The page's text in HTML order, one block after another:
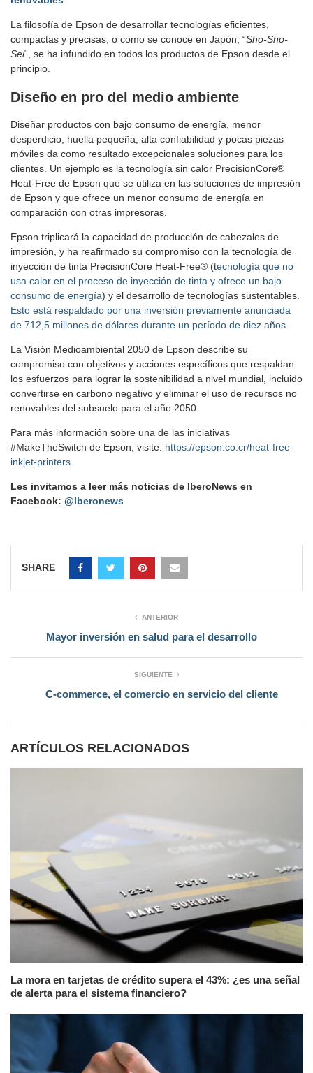
La filosofía de Epson de desarrollar tecnologías eficientes,
compactas y precisas, o como se conoce en Japón, “Sho-Sho-
Sei“, se ha infundido en todos los productos de Epson desde el
principio.
Diseño en pro del medio ambiente
Diseñar productos con bajo consumo de energía, menor
desperdicio, huella pequeña, alta confiabilidad y pocas piezas
móviles da como resultado excepcionales soluciones para los
clientes. Un ejemplo es la tecnología sin calor PrecisionCore®
Heat-Free de Epson que se utiliza en las soluciones de impresión
de Epson y que ofrece un menor consumo de energía en
comparación con otras impresoras.
Epson triplicará la capacidad de producción de cabezales de
impresión, y ha reafirmado su compromiso con la tecnología de
inyección de tinta PrecisionCore Heat-Free® (tecnología que no
usa calor en el proceso de inyección de tinta y ofrece un bajo
consumo de energía) y el desarrollo de tecnologías sustentables.
Esto está respaldado por una inversión previamente anunciada
de 712,5 millones de dólares durante un período de diez años.
La Visión Medioambiental 2050 de Epson describe su
compromiso con objetivos y acciones específicos que respaldan
los esfuerzos para lograr la sostenibilidad a nivel mundial, incluido
convertirse en carbono negativo y eliminar el uso de recursos no
renovables del subsuelo para el año 2050.
Para más información sobre una de las iniciativas
#MakeTheSwitch de Epson, visite: https://epson.co.cr/heat-free-
inkjet-printers
Les invitamos a leer más noticias de IberoNews en
Facebook: @Iberonews
SHARE
ANTERIOR
Mayor inversión en salud para el desarrollo
SIGUIENTE
C-commerce, el comercio en servicio del cliente
ARTÍCULOS RELACIONADOS
La mora en tarjetas de crédito supera el 43%: ¿es una señal
de alerta para el sistema financiero?